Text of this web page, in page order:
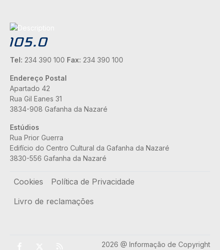
Tel: 234 390 100 Fax: 234 390 100
Endereço Postal
Apartado 42
Rua Gil Eanes 31
3834-908 Gafanha da Nazaré
Estúdios
Rua Prior Guerra
Edifício do Centro Cultural da Gafanha da Nazaré
3830-556 Gafanha da Nazaré
Rodapé
Cookies
Política de Privacidade
Livro de reclamações
2026 @ Informação de Copyright